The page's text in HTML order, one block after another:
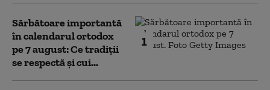
1
Sărbătoare importantă
în calendarul ortodox
pe 7 august: Ce tradiții
se respectă și cui...